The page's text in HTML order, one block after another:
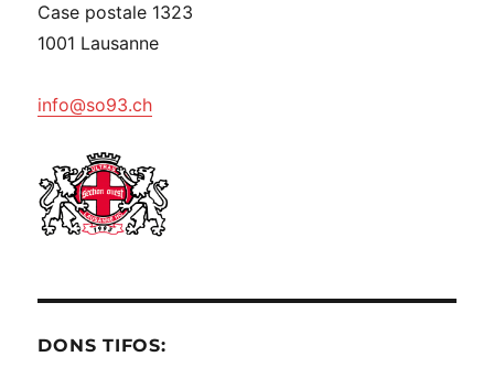
Case postale 1323
1001 Lausanne
info@so93.ch
DONS TIFOS: